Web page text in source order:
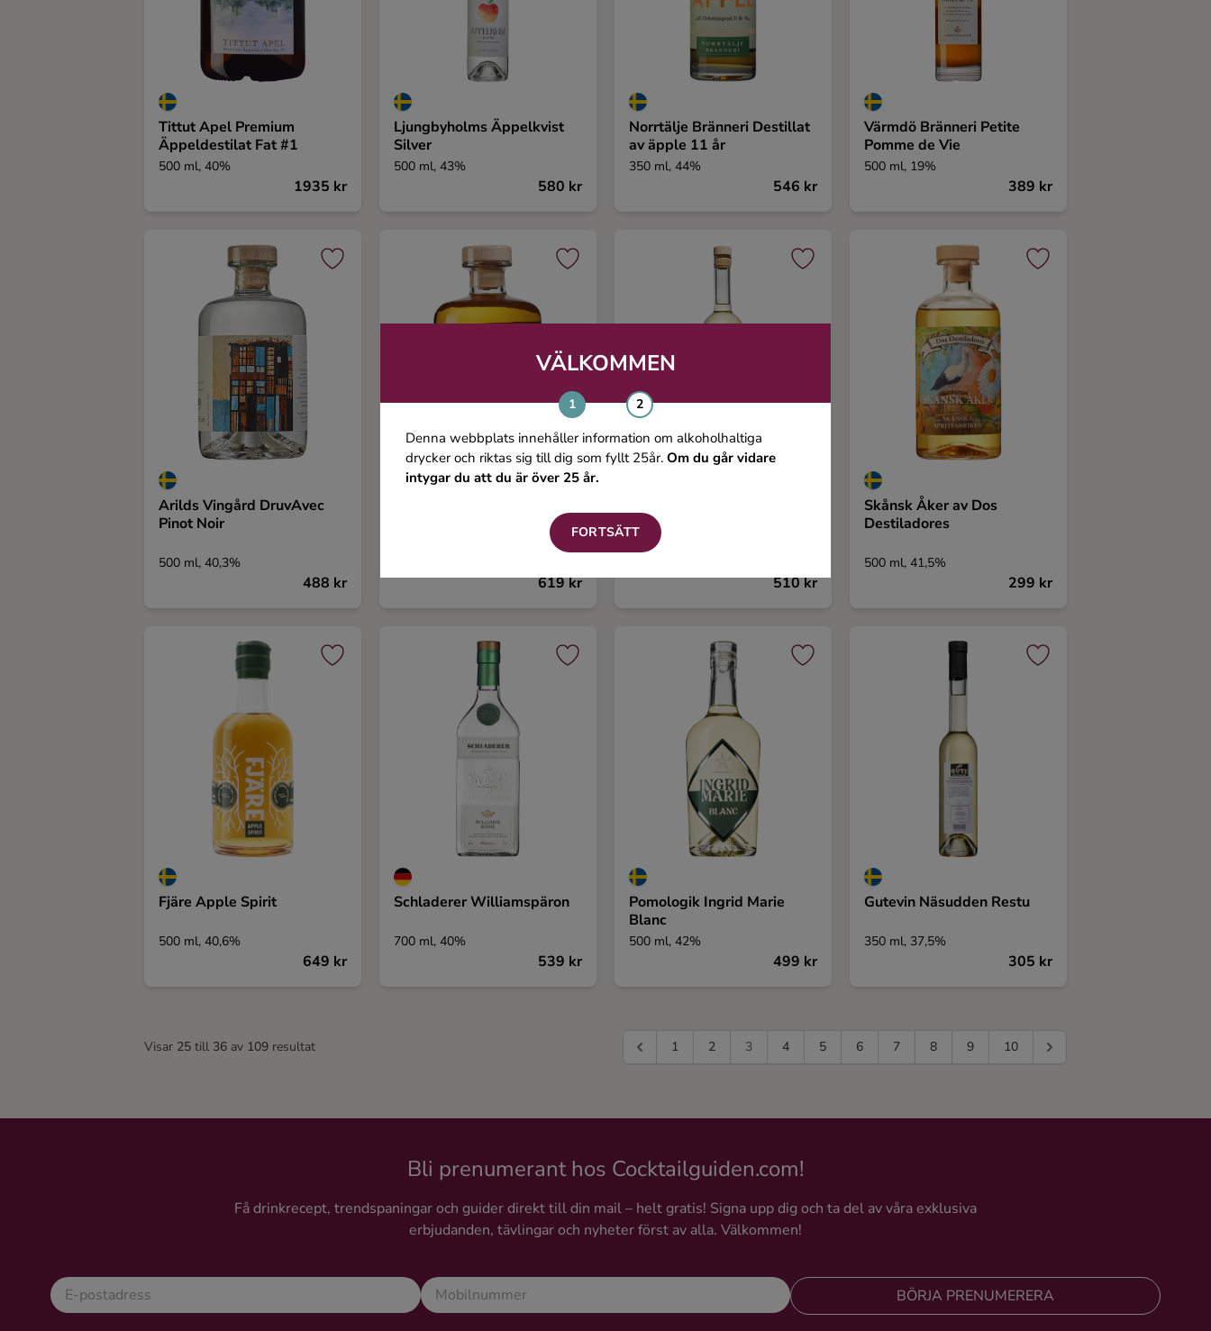
VÄLKOMMEN
Denna webbplats innehåller information om alkoholhaltiga
drycker och riktas sig till dig som fyllt 25år. Om du går vidare
intygar du att du är över 25 år.
FORTSÄTT
Tittut Apel Premium
Äppeldestilat Fat #1
500 ml, 40%
1935 kr
Ljungbyholms Äppelkvist
Silver
500 ml, 43%
580 kr
Norrtälje Bränneri Destillat
av äpple 11 år
350 ml, 44%
546 kr
Värmdö Bränneri Petite
Pomme de Vie
500 ml, 19%
389 kr
Arilds Vingård DruvAvec
Pinot Noir
500 ml, 40,3%
488 kr 619 kr
Ädeldestillat Druva
Fatlagrad
510 kr
Skånsk Åker av Dos
Destiladores
500 ml, 41,5%
299 kr
Fjäre Apple Spirit
500 ml, 40,6%
649 kr
Schladerer Williamspäron
700 ml, 40%
539 kr
Pomologik Ingrid Marie
Blanc
500 ml, 42%
499 kr
Gutevin Näsudden Restu
350 ml, 37,5%
305 kr
Visar 25 till 36 av 109 resultat 1 2 3 4 5 6 7 8 9 10
Bli prenumerant hos Cocktailguiden.com!
Få drinkrecept, trendspaningar och guider direkt till din mail – helt gratis! Signa upp dig och ta del av våra exklusiva
erbjudanden, tävlingar och nyheter först av alla. Välkommen!
BÖRJA PRENUMERERA